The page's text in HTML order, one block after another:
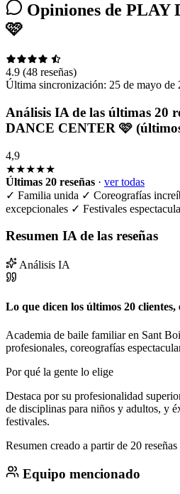
Opiniones de PLAY
🩷
4.9 (48 reseñas)
Última sincronización: 25 de mayo de
Análisis IA de las últimas 20
DANCE CENTER 🩷
4,9
★★★★★
Últimas 20 reseñas · ver todas
✓ Familia unida ✓ Coreografías
excepcionales ✓ Festivales
Resumen IA de las reseñas
Análisis IA
Lo que dicen los últimos 20 clientes,
Academia de baile familiar en Sant
profesionales, coreografías
Por qué la gente lo elige
Destaca por su profesionalidad
de disciplinas para niños y adultos, y
festivales.
Resumen creado a partir de 20
Equipo mencionado